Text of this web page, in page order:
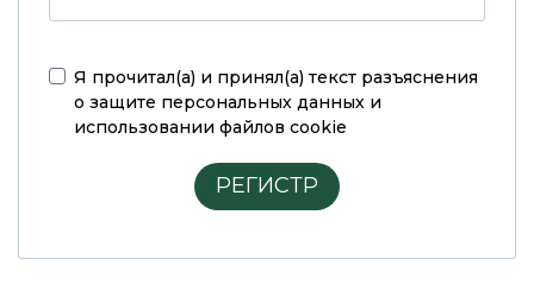
Я прочитал(а) и принял(а) текст разъяснения
о защите персональных данных и
использовании файлов cookie
РЕГИСТР